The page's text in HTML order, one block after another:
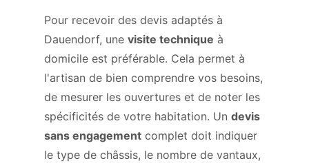
Pour recevoir des devis adaptés à
Dauendorf, une visite technique à
domicile est préférable. Cela permet à
l'artisan de bien comprendre vos besoins,
de mesurer les ouvertures et de noter les
spécificités de votre habitation. Un devis
sans engagement complet doit indiquer
le type de châssis, le nombre de vantaux,